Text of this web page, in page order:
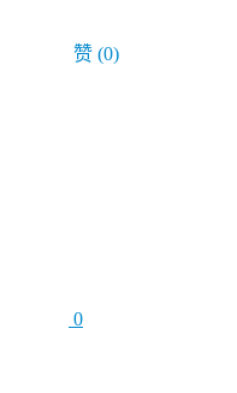
赞 (0)
0